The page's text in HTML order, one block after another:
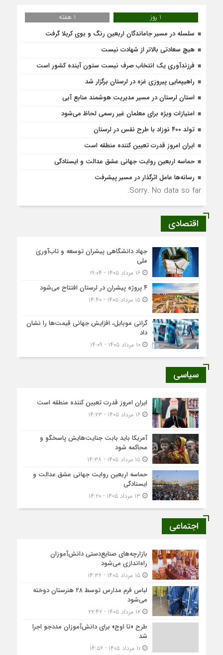
1 روز
1 هفته
سلسله در مسیر جاماندگان اربعین رنگ و بوی کربلا گرفت
هیچ سعادتی بالاتر از شهادت نیست
فرزندآوری یک انتخاب صرف نیست ستون آینده کشور است
راهیپمایی پیروزی غزه در لرستان برگزار شد
استان لرستان در مسیر مدیریت هوشمند منابع آبی
امتیازات ویژه برای معلمان غیر رسمی لحاظ می‌شود
تولد ۴۰۰ نوزاد با طرح نفس در لرستان
ایران امروز قدرت تعیین کننده منطقه است
حماسه اربعین روایت جهانی عشق عدالت و ایستادگی
رسانه‌ها عامل اثرگذار در مسیر پیشرفت
Sorry. No data so far.
اقتصادی
جهاد دانشگاهی پیشران توسعه و تاب‌آوری
ملی
۱۶ مرداد ۱۴۰۵ - ۱۹:۰۴
۴ پروژه پیشران در لرستان افتتاح می‌شود
۱۵ مرداد ۱۴۰۵ - ۱۴:۴۰
گرانی موبایل، افزایش جهانی قیمت‌ها را نشان
داد
۱۰ مرداد ۱۴۰۵ - ۱۴:۰۹
سیاسی
ایران امروز قدرت تعیین کننده منطقه است
۱۶ مرداد ۱۴۰۵ - ۱۴:۲۳
آمریکا باید بابت جنایت‌هایش پاسخگو و
محاکمه شود
۱۵ مرداد ۱۴۰۵ - ۱۴:۳۸
حماسه اربعین روایت جهانی عشق عدالت و
ایستادگی
اجتماعی
بازارچه‌های صنایع‌دستی دانش‌آموزان
راه‌اندازی می‌شود
۱۵ مرداد ۱۴۰۵ - ۱۴:۳۶
لباس فرم مدارس توسط ۲۸ هنرستان‌ دوخته
می‌شود
۱۲ مرداد ۱۴۰۵ - ۲۲:۴۲
طرح «تا اوج» برای دانش‌آموزان مددجو اجرا
شد